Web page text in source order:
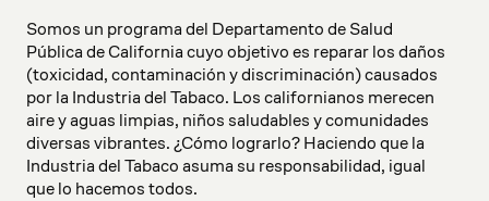
Somos un programa del Departamento de Salud
Pública de California cuyo objetivo es reparar los daños
(toxicidad, contaminación y discriminación) causados
por la Industria del Tabaco. Los californianos merecen
aire y aguas limpias, niños saludables y comunidades
diversas vibrantes. ¿Cómo lograrlo? Haciendo que la
Industria del Tabaco asuma su responsabilidad, igual
que lo hacemos todos.